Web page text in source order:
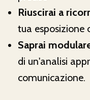
Riuscirai a
tua esposizione
Saprai
di un'analisi
comunicazione.